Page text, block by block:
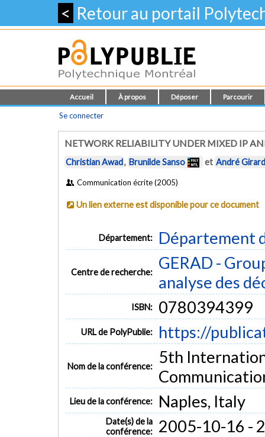
< Retour au portail
Accueil À propos Déposer Parcourir
Se connecter
NETWORK RELIABILITY UNDER MIXED IP
Christian Awad, Brunilde Sanso et André Girard
Communication écrite (2005)
Un lien externe est disponible pour ce document
Département: Département
Centre de recherche:
GERAD -
analyse des
ISBN: 0780394399
URL de PolyPublie: https://
Nom de la conférence:
5th
Lieu de la conférence: Naples, Italy
Date(s) de la
conférence:
2005-10-16 -